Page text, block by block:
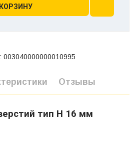
Отзывы
тип Н 16 мм